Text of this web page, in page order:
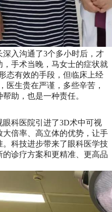
入沟通了3个多小时后，才
手术当晚，马女士的症状就
态有效的手段，但临床上经
医生贵在严谨，多些辛苦，
助，也是一种责任。
科医院引进了3D术中可视
倍率、高立体的优势，让手
科技进步带来了眼科医学技
诊疗方案和更精准、更高品